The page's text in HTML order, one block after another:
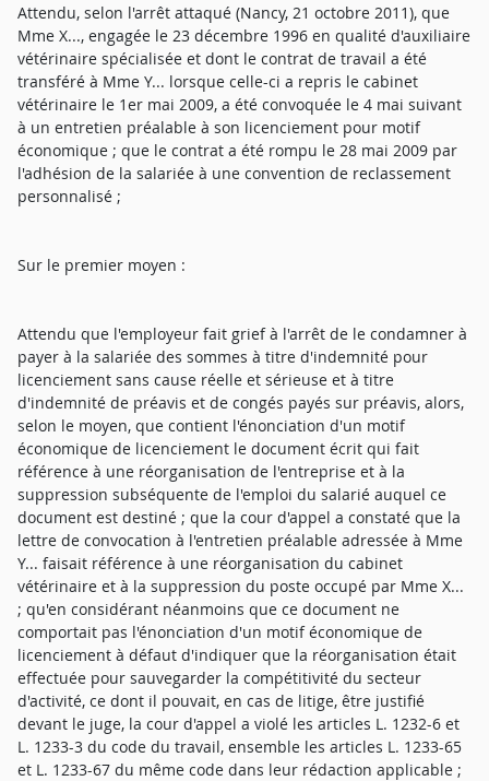
Attendu, selon l'arrêt attaqué (Nancy, 21 octobre 2011), que
Mme X..., engagée le 23 décembre 1996 en qualité d'auxiliaire
vétérinaire spécialisée et dont le contrat de travail a été
transféré à Mme Y... lorsque celle-ci a repris le cabinet
vétérinaire le 1er mai 2009, a été convoquée le 4 mai suivant
à un entretien préalable à son licenciement pour motif
économique ; que le contrat a été rompu le 28 mai 2009 par
l'adhésion de la salariée à une convention de reclassement
personnalisé ;
Sur le premier moyen :
Attendu que l'employeur fait grief à l'arrêt de le condamner à
payer à la salariée des sommes à titre d'indemnité pour
licenciement sans cause réelle et sérieuse et à titre
d'indemnité de préavis et de congés payés sur préavis, alors,
selon le moyen, que contient l'énonciation d'un motif
économique de licenciement le document écrit qui fait
référence à une réorganisation de l'entreprise et à la
suppression subséquente de l'emploi du salarié auquel ce
document est destiné ; que la cour d'appel a constaté que la
lettre de convocation à l'entretien préalable adressée à Mme
Y... faisait référence à une réorganisation du cabinet
vétérinaire et à la suppression du poste occupé par Mme X...
; qu'en considérant néanmoins que ce document ne
comportait pas l'énonciation d'un motif économique de
licenciement à défaut d'indiquer que la réorganisation était
effectuée pour sauvegarder la compétitivité du secteur
d'activité, ce dont il pouvait, en cas de litige, être justifié
devant le juge, la cour d'appel a violé les articles L. 1232-6 et
L. 1233-3 du code du travail, ensemble les articles L. 1233-65
et L. 1233-67 du même code dans leur rédaction applicable ;